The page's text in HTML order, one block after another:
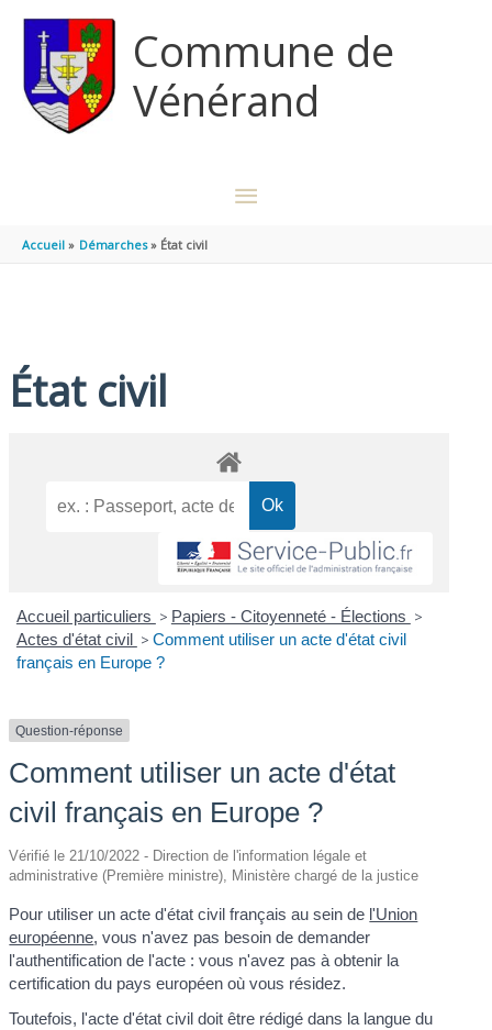
Commune de
Vénérand
MENU
Accueil Démarches État civil
État civil
Accueil particuliers > Papiers - Citoyenneté - Élections >
Actes d'état civil > Comment utiliser un acte d'état civil
français en Europe ?
Question-réponse
Comment utiliser un acte d'état
civil français en Europe ?
Vérifié le 21/10/2022 - Direction de l'information légale et
administrative (Première ministre), Ministère chargé de la justice
Pour utiliser un acte d'état civil français au sein de l'Union
européenne, vous n'avez pas besoin de demander
l'authentification de l'acte : vous n'avez pas à obtenir la
certification du pays européen où vous résidez.
Toutefois, l'acte d'état civil doit être rédigé dans la langue du